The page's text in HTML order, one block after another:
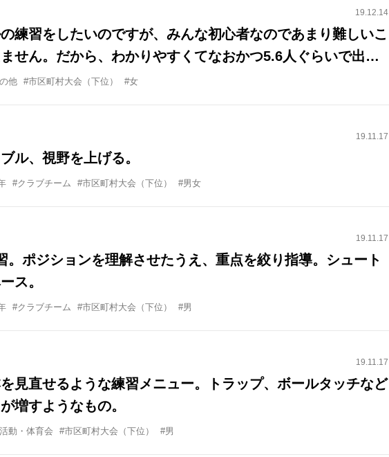
19.12.14
の練習をしたいのですが、みんな初心者なのであまり難しいこ
せん。だから、わかりやすくてなおかつ5.6人ぐらいで出来
難しくないドリブルの練習メニューが欲しいです。
他 #市区町村大会（下位） #女
19.11.17
ル、視野を上げる。
#クラブチーム #市区町村大会（下位） #男女
19.11.17
。ポジションを理解させたうえ、重点を絞り指導。シュート
ス。
#クラブチーム #市区町村大会（下位） #男
19.11.17
見直せるような練習メニュー。トラップ、ボールタッチなど
増すようなもの。
動・体育会 #市区町村大会（下位） #男